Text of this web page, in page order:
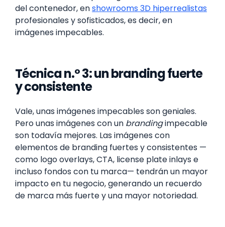
del contenedor, enshowrooms 3D hiperrealistas
profesionales y sofisticados, es decir, en
imágenes impecables.
Técnica n.º 3: un branding fuerte
y consistente
Vale, unas imágenes impecables son geniales.
Pero unas imágenes con un brandingimpecable
son todavía mejores. Las imágenes con
elementos de branding fuertes y consistentes —
como logo overlays, CTA, license plate inlays e
incluso fondos con tu marca— tendrán un mayor
impacto en tu negocio, generando un recuerdo
de marca más fuerte y una mayor notoriedad.